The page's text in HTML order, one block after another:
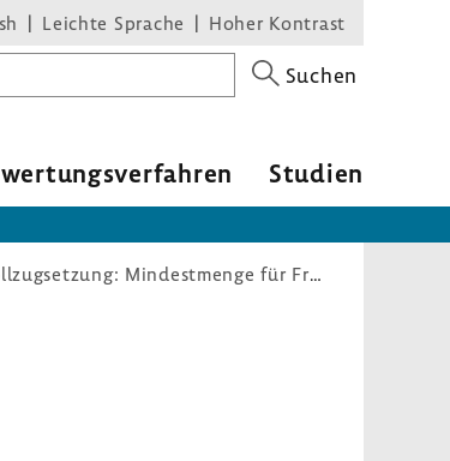
Leichte Sprache Hoher Kontrast
Suchen
Studien
Mindestmengenregelungen (befristete Außervollzugsetzung: Mindestmenge für Früh- und Neugeborene Perinatalzentren Level 1)